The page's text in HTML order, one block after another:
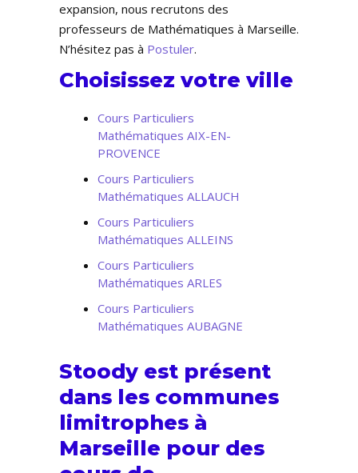
expansion, nous recrutons des
professeurs de Mathématiques à Marseille.
N’hésitez pas à Postuler.
Choisissez votre ville
Cours Particuliers
Mathématiques AIX-EN-
PROVENCE
Cours Particuliers
Mathématiques ALLAUCH
Cours Particuliers
Mathématiques ALLEINS
Cours Particuliers
Mathématiques ARLES
Cours Particuliers
Mathématiques AUBAGNE
Stoody est présent
dans les communes
limitrophes à
Marseille pour des